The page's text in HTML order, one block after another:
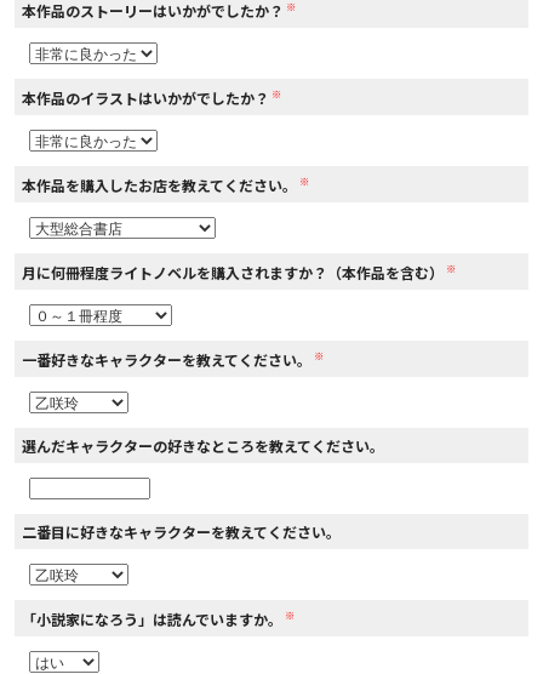
閉じる
本作品のストーリーはいかがでしたか？ ※
本作品のイラストはいかがでしたか？ ※
本作品を購入したお店を教えてください。 ※
月に何冊程度ライトノベルを購入されますか？（本作品を含む） ※
一番好きなキャラクターを教えてください。 ※
選んだキャラクターの好きなところを教えてください。
二番目に好きなキャラクターを教えてください。
「小説家になろう」は読んでいますか。 ※